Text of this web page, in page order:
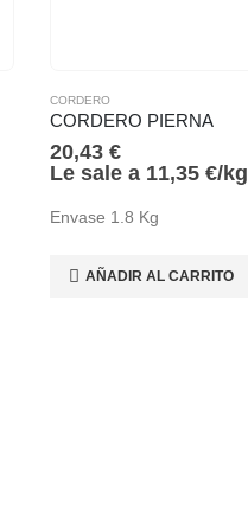
CORDERO
CORDERO PIERNA
20,43 €
Le sale a 11,35 €/kg
Envase 1.8 Kg
AÑADIR AL CARRITO